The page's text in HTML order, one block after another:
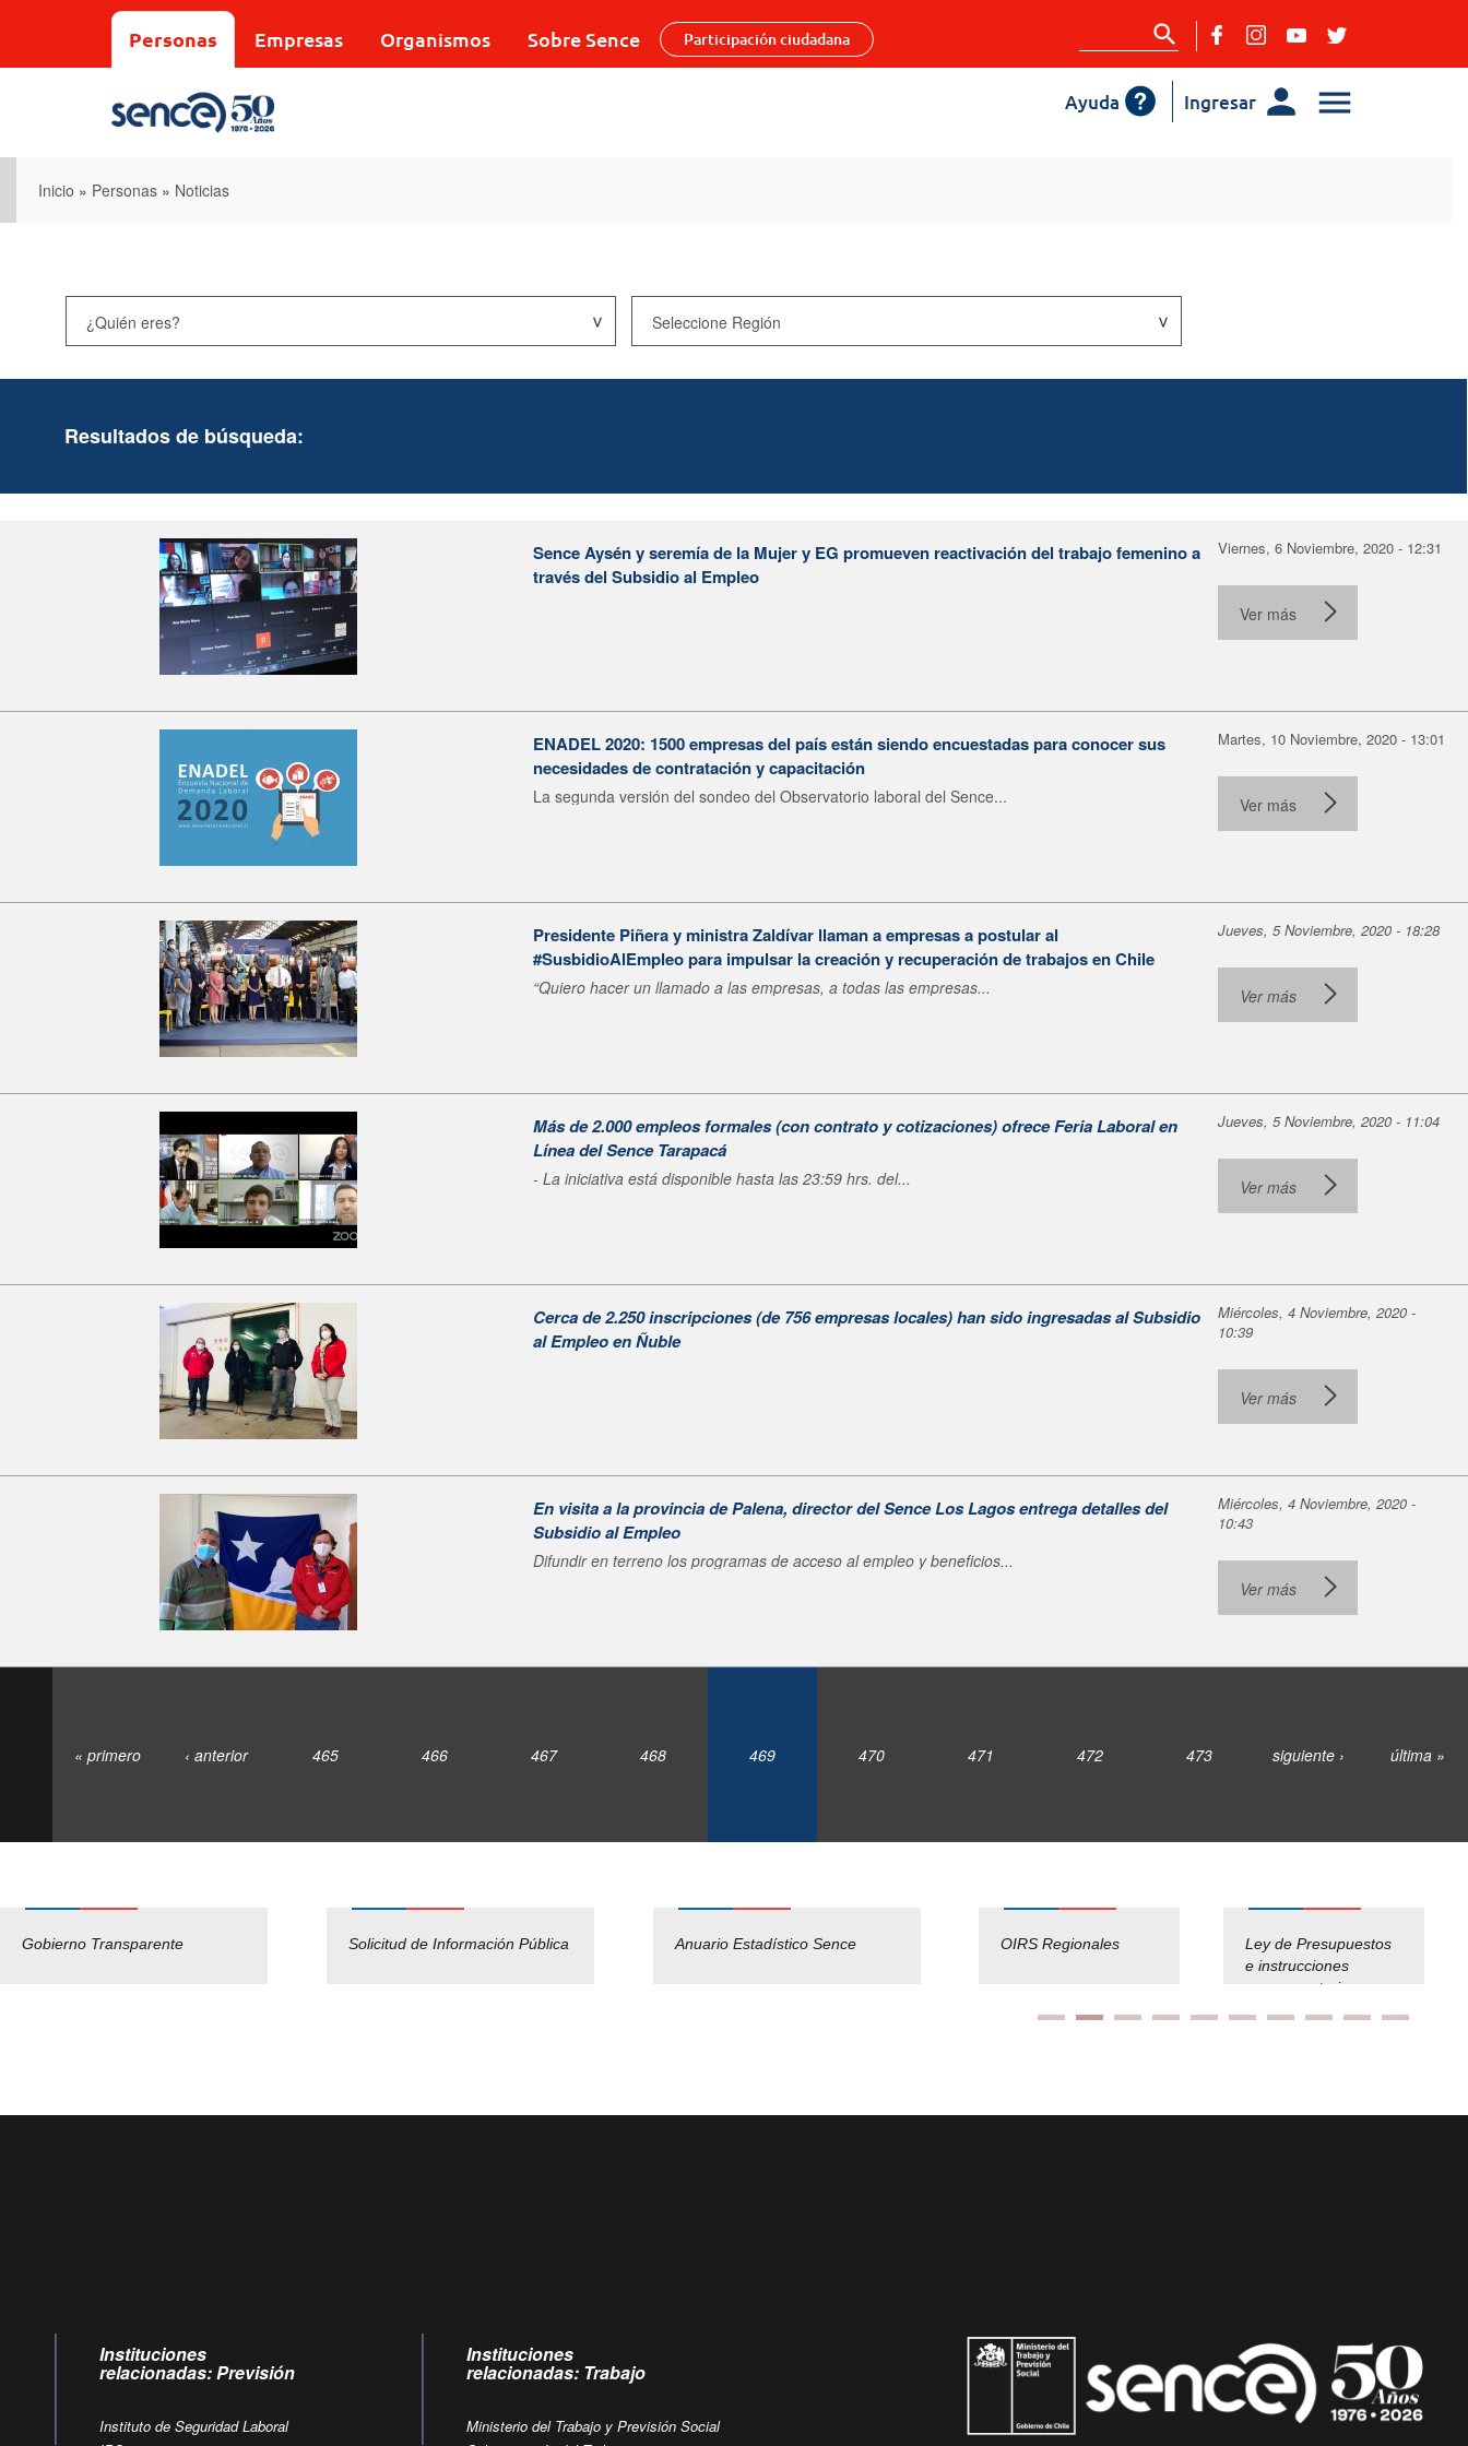
Personas Empresas Organismos Sobre Sence Participación ciudadana
Ingresar
Ayuda
Inicio » Personas » Noticias
Resultados de búsqueda:
Sence Aysén y seremía de la Mujer y EG promueven reactivación del trabajo femenino a
través del Subsidio al Empleo
Viernes, 6 Noviembre, 2020 - 12:31
Ver más
ENADEL 2020: 1500 empresas del país están siendo encuestadas para conocer sus
necesidades de contratación y capacitación
La segunda versión del sondeo del Observatorio laboral del Sence...
Martes, 10 Noviembre, 2020 - 13:01
Ver más
Presidente Piñera y ministra Zaldívar llaman a empresas a postular al
#SusbidioAlEmpleo para impulsar la creación y recuperación de trabajos en Chile
“Quiero hacer un llamado a las empresas, a todas las empresas...
Jueves, 5 Noviembre, 2020 - 18:28
Ver más
Más de 2.000 empleos formales (con contrato y cotizaciones) ofrece Feria Laboral en
Línea del Sence Tarapacá
- La iniciativa está disponible hasta las 23:59 hrs. del...
Jueves, 5 Noviembre, 2020 - 11:04
Ver más
Cerca de 2.250 inscripciones (de 756 empresas locales) han sido ingresadas al Subsidio
al Empleo en Ñuble
Miércoles, 4 Noviembre, 2020 -
10:39
Ver más
En visita a la provincia de Palena, director del Sence Los Lagos entrega detalles del
Subsidio al Empleo
Difundir en terreno los programas de acceso al empleo y beneficios...
Miércoles, 4 Noviembre, 2020 -
10:43
Ver más
« primero ‹ anterior 465 466 467 468 469 470 471 472 473 siguiente › última »
Gobierno Transparente Solicitud de Información Pública Anuario Estadístico Sence
Pago Proveedores
Empleos Públicos
Solicitud Audiencias y
OIRS Regionales
Ley de Presupuestos
e instrucciones
presuspuetarias
Instituciones
relacionadas: Previsión
Instituto de Seguridad Laboral
Instituciones
relacionadas: Trabajo
Ministerio del Trabajo y Previsión Social